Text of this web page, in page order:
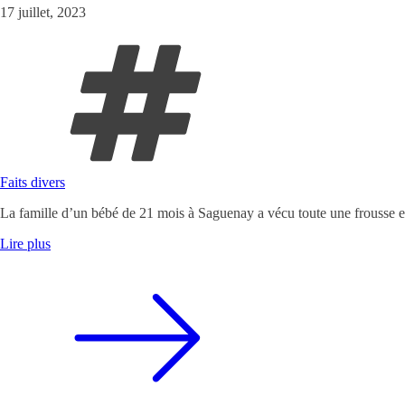
17 juillet, 2023
Faits divers
La famille d’un bébé de 21 mois à Saguenay a vécu toute une
Lire plus